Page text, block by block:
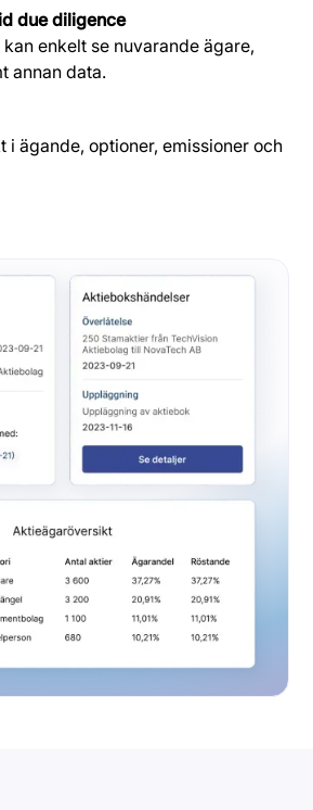
due diligence
enkelt se nuvarande ägare,
annan data.
i ägande, optioner, emissioner och